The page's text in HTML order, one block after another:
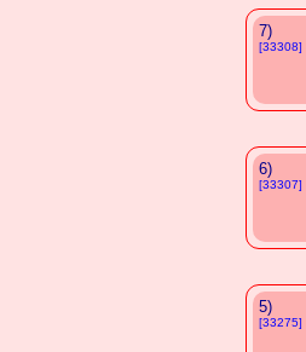
7)
[33308]
6)
[33307]
5)
[33275]